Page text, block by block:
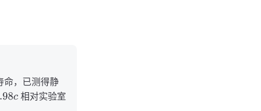
命，已测得静
c相对实验室